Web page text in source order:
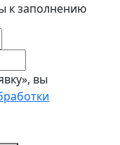
к заполнению
вы